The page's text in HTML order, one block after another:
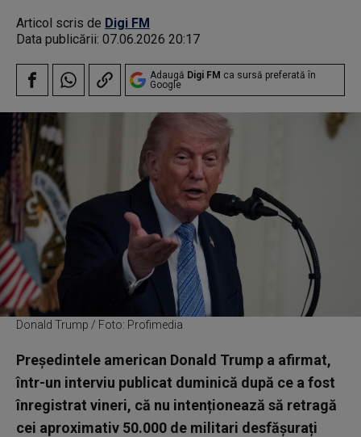
Articol scris de Digi FM
Data publicării: 07.06.2026 20:17
Adaugă Digi FM ca sursă preferată în
Google
Donald Trump / Foto: Profimedia
Președintele american Donald Trump a afirmat,
într-un interviu publicat duminică după ce a fost
înregistrat vineri, că nu intenționează să retragă
cei aproximativ 50.000 de militari desfășurați